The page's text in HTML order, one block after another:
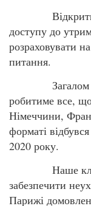
Відкритим
доступу до
розраховувати
питання.
Загалом
робитиме все,
Німеччини,
форматі
2020 року.
Наше
забезпечити
Парижі